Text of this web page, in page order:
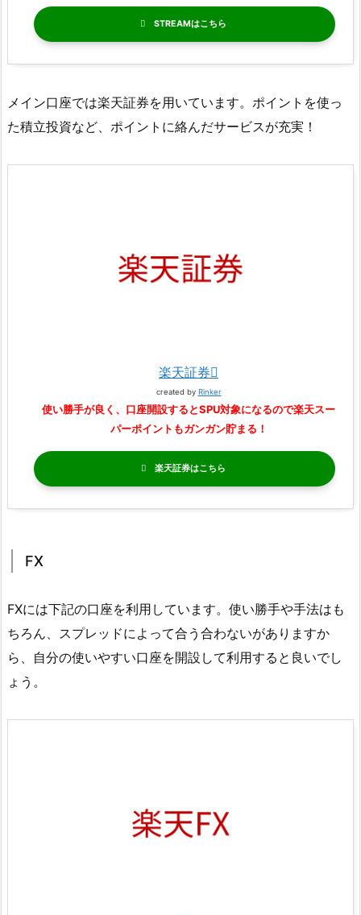
STREAM
メイン口座では楽天証券を用いています。ポイントを使っ
た積立投資など、ポイントに絡んだサービスが充実！
楽天証券
created by Rinker
使い勝手が良く、口座開設するとSPU対象になるので楽天スー
パーポイントもガンガン貯まる！
楽天証券
FX
FXには下記の口座を利用しています。使い勝手や手法はも
ちろん、スプレッドによって合う合わないがありますか
ら、自分の使いやすい口座を開設して利用すると良いでし
ょう。